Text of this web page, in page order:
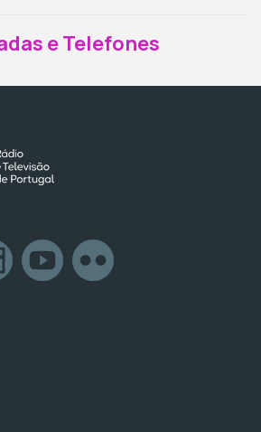
e Telefones